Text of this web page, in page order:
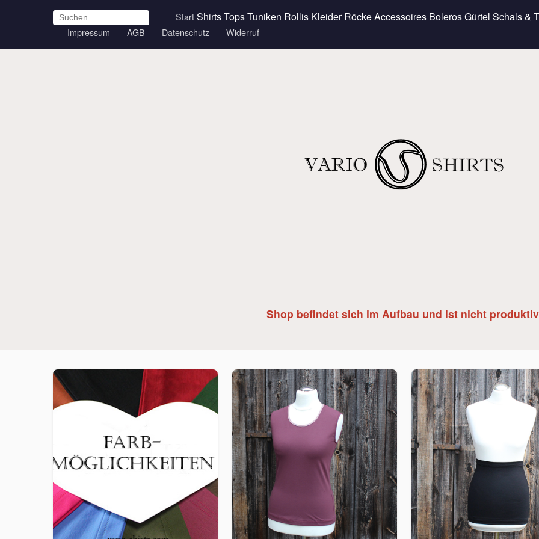
StartShirtsTopsTuniken Rollis Kleider RöckeAccessoires BolerosGürtel Schals &
Impressum AGB Datenschutz Widerruf
Shop befindet sich im Aufbau und ist nicht